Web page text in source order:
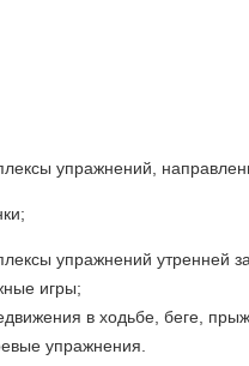
упражнений,
упражнений утренней
игры;
в ходьбе, беге,
упражнения.